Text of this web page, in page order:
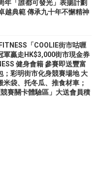
年「誰都可發光」表揚計劃
越典範 傳承九十年不懈精神
「COOLIE街市咕喱
軍贏走HK$3,000街市現金券
健身會籍 參賽即送豐富
；彩明街市化身競賽場地 大
米袋、托冬瓜、推食材車；
競賽關卡體驗區」大送會員積